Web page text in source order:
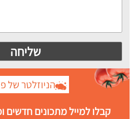
הניוזלטר של
קבלו למייל מתכונים חדשים